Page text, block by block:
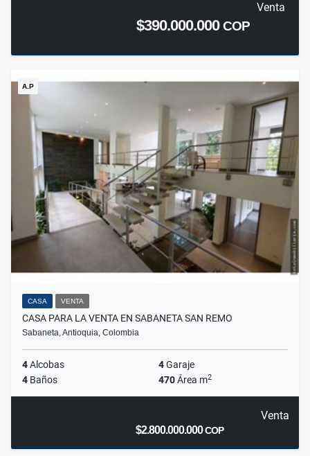
Venta
$390.000.000COP
A.P
CASA VENTA
CASA PARA LA VENTA EN SABANETA SAN REMO
Sabaneta, Antioquia, Colombia
4Alcobas 4Garaje
4 Baños 470Área m2
Venta
$2.800.000.000COP